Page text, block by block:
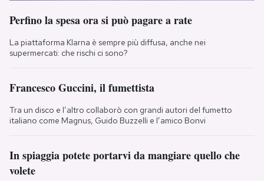
Perfino la spesa ora si può pagare a rate
La piattaforma Klarna è sempre più diffusa, anche nei
supermercati: che rischi ci sono?
Francesco Guccini, il fumettista
Tra un disco e l’altro collaborò con grandi autori del fumetto
italiano come Magnus, Guido Buzzelli e l’amico Bonvi
In spiaggia potete portarvi da mangiare quello che
volete